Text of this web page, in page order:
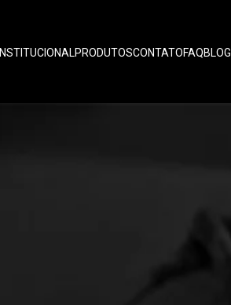
INSTITUCIONALPRODUTOSCONTATOFAQBLOG